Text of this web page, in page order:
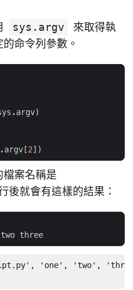
sys.argv
來取得執
命令列參數。
.argv)
.argv [2])
案名稱是
後就會有這樣的結果：
two three
'one', 'two',